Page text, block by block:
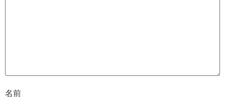
名前